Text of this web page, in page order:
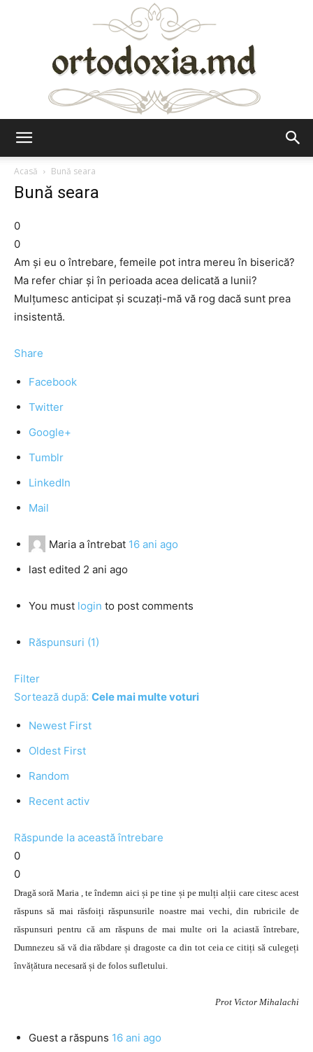
Acasă
Bună seara
Bună seara
0
0
Am şi eu o întrebare, femeile pot intra mereu în biserică?
Ma refer chiar şi în perioada acea delicată a lunii?
Mulţumesc anticipat şi scuzaţi-mă vă rog dacă sunt prea
insistentă.
Share
Facebook
Twitter
Google+
Tumblr
LinkedIn
Mail
Maria a întrebat 16 ani ago
last edited 2 ani ago
You must login to post comments
Răspunsuri (1)
Filter
Sortează după: Cele mai multe voturi
Newest First
Oldest First
Random
Recent activ
Răspunde la această întrebare
0
0
Dragă soră Maria , te îndemn aici și pe tine și pe mulți alții care citesc acest
răspuns să mai răsfoiți răspunsurile noastre mai vechi, din rubricile de
răspunsuri pentru că am răspuns de mai multe ori la aciastă întrebare,
Dumnezeu să vă dia răbdare și dragoste ca din tot ceia ce citiți să culegeți
învățătura necesară și de folos sufletului.
Prot Victor Mihalachi
Guest a răspuns 16 ani ago